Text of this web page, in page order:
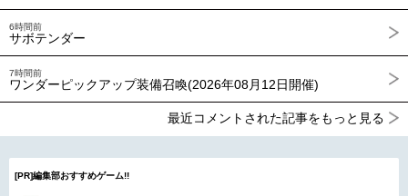
6時間前
サボテンダー
7時間前
ワンダーピックアップ装備召喚(2026年08月12日開催)
最近コメントされた記事をもっと見る
[PR]編集部おすすめゲーム!!